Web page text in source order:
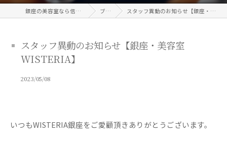
銀座の美容室なら信頼のWISTERIA ブログ スタッフ異動のお知らせ【銀座・美容室WISTERIA】
スタッフ異動のお知らせ【銀座・美容室
WISTERIA】
2023/05/08
いつもWISTERIA銀座をご愛顧頂きありがとうございます。